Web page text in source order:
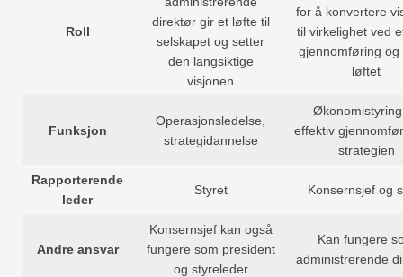
Roll
direktør gir et løfte til
selskapet og setter
den langsiktige
visjonen
for å konvertere
til virkelighet ved
gjennomføring og
løftet
Funksjon
Operasjonsledelse,
strategidannelse
effektiv
strategien
Rapporterende
leder
Styret Konsernsjef og
Andre ansvar
Konsernsjef kan også
fungere som president
og styreleder
Kan fungere
administrerende